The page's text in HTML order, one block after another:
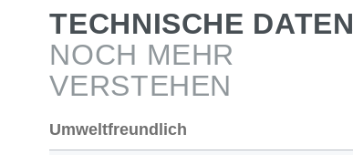
TECHNISCHE DATEN
NOCH MEHR
VERSTEHEN
Umweltfreundlich